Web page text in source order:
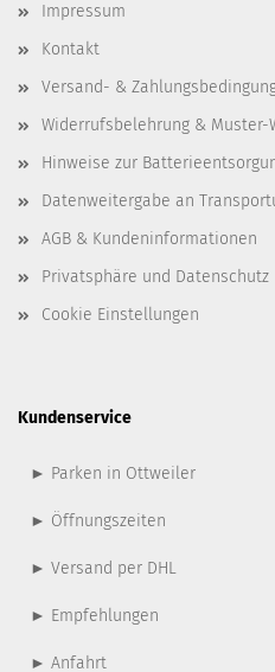
Impressum
Kontakt
Versand- &
Widerrufsbelehrung &
Hinweise zur
Datenweitergabe an
AGB & Kundeninformationen
Privatsphäre und Datenschutz
Cookie Einstellungen
Kundenservice
► Parken in Ottweiler
► Öffnungszeiten
► Versand per DHL
► Empfehlungen
► Anfahrt